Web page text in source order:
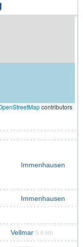
contributors
Immenhausen
Immenhausen
Vellmar 5.6 km